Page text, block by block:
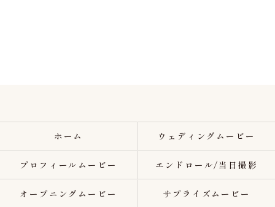
ホーム ウェディングムービー
プロフィールムービー エンドロール/当日撮影
オープニングムービー サプライズムービー